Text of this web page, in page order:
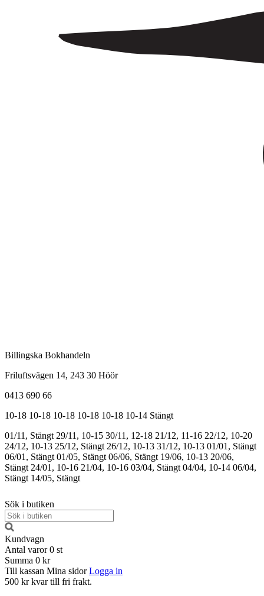
Billingska Bokhandeln
Friluftsvägen 14, 243 30 Höör
0413 690 66
10-18 10-18 10-18 10-18 10-18 10-14 Stängt
01/11, Stängt 29/11, 10-15 30/11, 12-18 21/12, 11-16 22/12, 10-20
24/12, 10-13 25/12, Stängt 26/12, 10-13 31/12, 10-13 01/01, Stängt
06/01, Stängt 01/05, Stängt 06/06, Stängt 19/06, 10-13 20/06,
Stängt 24/01, 10-16 21/04, 10-16 03/04, Stängt 04/04, 10-14 06/04,
Stängt 14/05, Stängt
Sök i butiken
Kundvagn
Antal varor 0 st
Summa 0 kr
Till kassan Mina sidor Logga in
500 kr kvar till fri frakt.